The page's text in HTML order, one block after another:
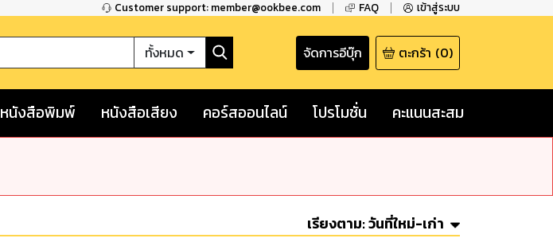
Customer support: member@ookbee.com FAQ เข้าสู่ระบบ
ทั้งหมด จัดการอีบุ๊ก ตะกร้า (0)
หนังสือพิมพ์ หนังสือเสียง คอร์สออนไลน์ โปรโมชั่น คะแนนสะสม
เรียงตาม:วันที่ใหม่-เก่า